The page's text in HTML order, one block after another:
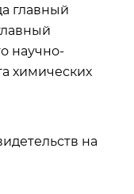
главный
научно-
химических
на